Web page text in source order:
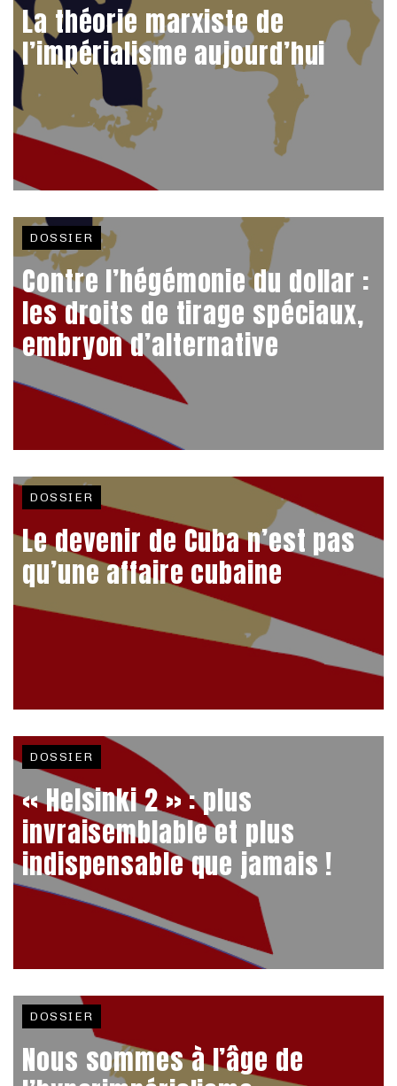
La théorie marxiste de
l’impérialisme aujourd’hui
DOSSIER
Contre l’hégémonie du dollar :
les droits de tirage spéciaux,
embryon d’alternative
DOSSIER
Le devenir de Cuba n’est pas
qu’une affaire cubaine
DOSSIER
« Helsinki 2 » : plus
invraisemblable et plus
indispensable que jamais !
DOSSIER
Nous sommes à l’âge de